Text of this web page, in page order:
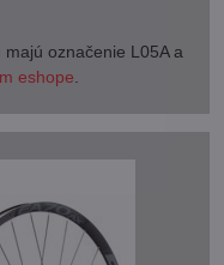
označenie L05A a
eshope